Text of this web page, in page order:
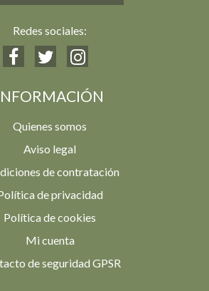
Redes sociales:
Quienes somos
Aviso legal
de contratación
de privacidad
Política de cookies
Mi cuenta
de seguridad GPSR